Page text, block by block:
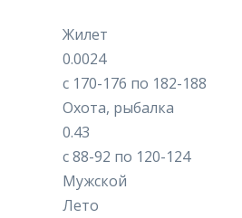
Жилет
0.0024
с 170-176 по 182-188
Охота, рыбалка
0.43
с 88-92 по 120-124
Мужской
Лето